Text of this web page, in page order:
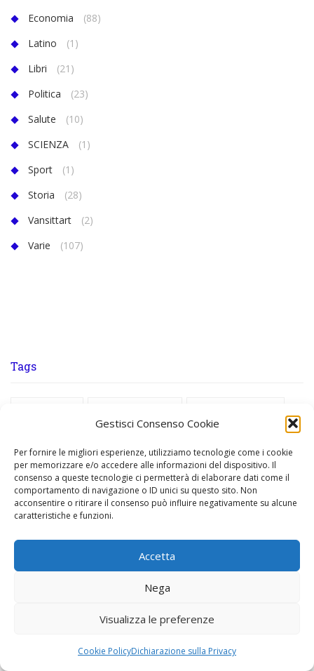
Gestisci Consenso Cookie
Per fornire le migliori esperienze, utilizziamo tecnologie come i cookie
per memorizzare e/o accedere alle informazioni del dispositivo. Il
consenso a queste tecnologie ci permetterà di elaborare dati come il
comportamento di navigazione o ID unici su questo sito. Non
acconsentire o ritirare il consenso può influire negativamente su alcune
caratteristiche e funzioni.
Accetta
Nega
Visualizza le preferenze
Cookie PolicyDichiarazione sulla Privacy
Economia
(88)
Latino
(1)
Libri
(21)
Politica
(23)
Salute
(10)
SCIENZA
(1)
Sport
(1)
Storia
(28)
Vansittart
(2)
Varie
(107)
Tags
China
Cina Confucio Covid 19
Crimea
Donald Trump
Euro
Federico Sboarina
Giappone
Gioconda Giorgia Meloni
Hong Kong
Inflazione
John F. Kennedy
Macao
Marine Le Pen
Mussolini Putin
Quadrante Europa